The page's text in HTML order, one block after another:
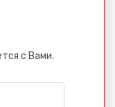
с Вами.